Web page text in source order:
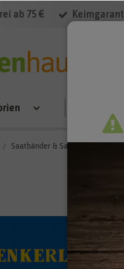
ab 75 €
Saatbänder & Saatplatten